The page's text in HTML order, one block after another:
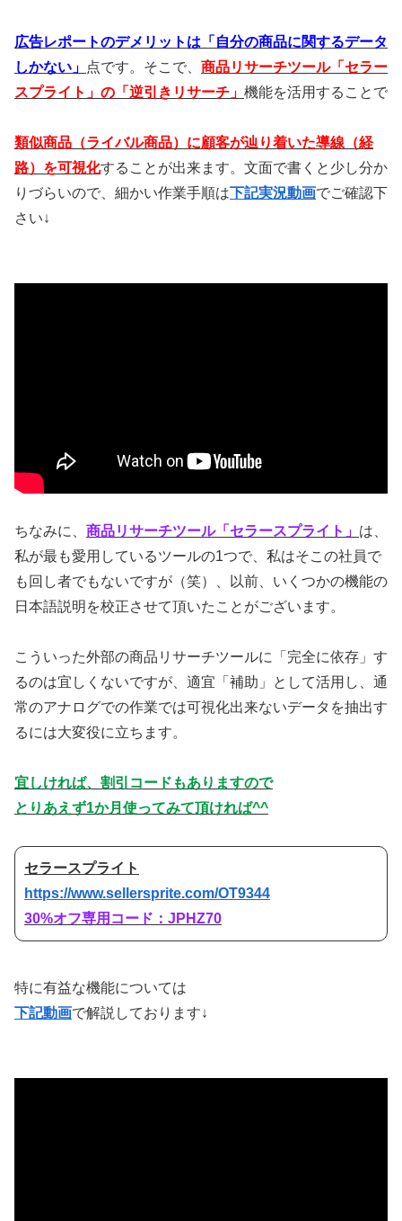
広告レポートのデメリットは「自分の商品に関するデータ
しかない」 点です。そこで、 商品リサーチツール「セラー
スプライト」の「逆引きリサーチ」 機能を活用することで
類似商品（ライバル商品）に顧客が辿り着いた導線（経
路）を可視化することが出来ます。文面で書くと少し分か
りづらいので、細かい作業手順は下記実況動画でご確認下
さい↓
ちなみに、 商品リサーチツール「セラースプライト」 は、
私が最も愛用しているツールの1つで、私はそこの社員で
も回し者でもないですが（笑）、以前、いくつかの機能の
日本語説明を校正させて頂いたことがございます。
こういった外部の商品リサーチツールに「完全に依存」す
るのは宜しくないですが、適宜「補助」として活用し、通
常のアナログでの作業では可視化出来ないデータを抽出す
るには大変役に立ちます。
宜しければ、割引コードもありますので
とりあえず1か月使ってみて頂ければ^^
セラースプライト
https://www.sellersprite.com/OT9344
30%オフ専用コード：JPHZ70
特に有益な機能については
下記動画で解説しております↓